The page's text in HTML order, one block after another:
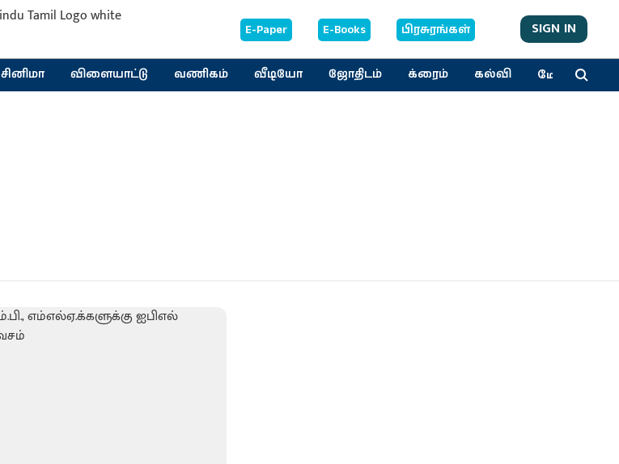
E-Paper E-Books பிரசுரங்கள் SIGN IN
சினிமா விளையாட்டு வணிகம் வீடியோ ஜோதிடம் க்ரைம் கல்வி மேலும்